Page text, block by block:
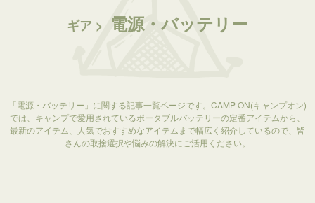
ギア > 電源・バッテリー
「電源・バッテリー」に関する記事一覧ページです。CAMP ON(キャンプオン)
では、キャンプで愛用されているポータブルバッテリーの定番アイテムから、
最新のアイテム、人気でおすすめなアイテムまで幅広く紹介しているので、皆
さんの取捨選択や悩みの解決にご活用ください。